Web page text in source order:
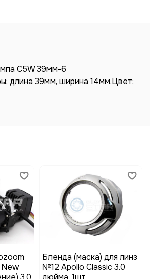
C5W 39мм-6
длина 39мм, ширина 14мм.Цвет:
New
Бленда (маска) для линз
№12 Apollo Classic 3.0